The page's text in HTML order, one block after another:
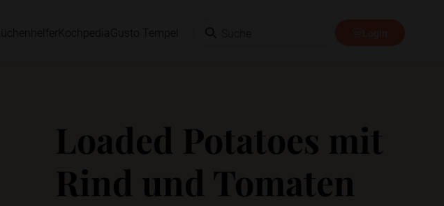
Küchenhelfer Kochpedia Gusto Tempel
Loaded Potatoes mit
Rind und Tomaten